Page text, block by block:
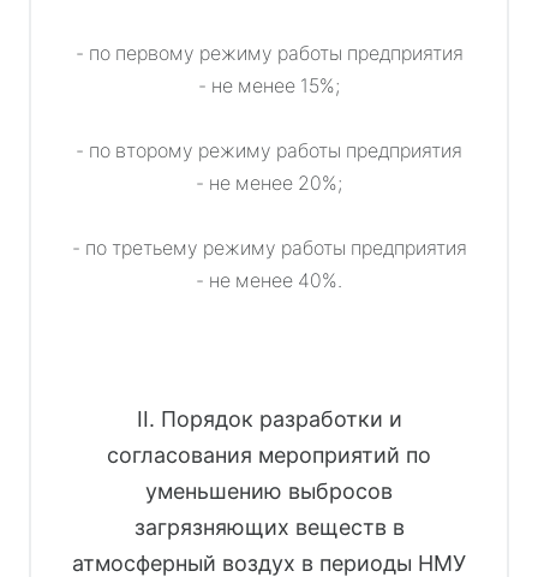
- по первому режиму работы предприятия
- не менее 15%;
- по второму режиму работы предприятия
- не менее 20%;
- по третьему режиму работы предприятия
- не менее 40%.
II. Порядок разработки и
согласования мероприятий по
уменьшению выбросов
загрязняющих веществ в
атмосферный воздух в периоды НМУ